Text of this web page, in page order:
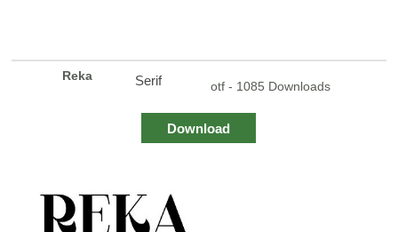
Reka Serif otf - 1085 Downloads
Download